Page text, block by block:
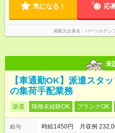
気になる！ 応
掲載元企業名 パーソルテン
未
【車通勤OK】派遣スタ
の集荷手配業務
派遣 職種未経験OK ブランクOK
給与
時給1450円 月収例